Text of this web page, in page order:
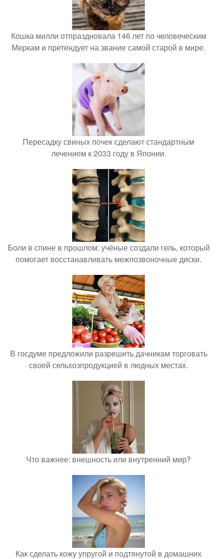
Кошка милли отпраздновала 146 лет по человеческим
Меркам и претендует на звание самой старой в мире.
Пересадку свиных почек сделают стандартным
лечением к 2033 году в Японии.
Боли в спине в прошлом: учёные создали гель, который
помогает восстанавливать межпозвоночные диски.
В госдуме предложили разрешить дачникам торговать
своей сельхозпродукцией в людных местах.
Что важнее: внешность или внутренний мир?
Как сделать кожу упругой и подтянутой в домашних